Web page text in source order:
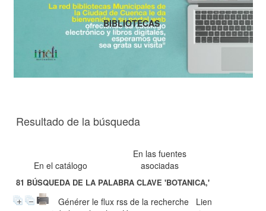
Resultado de la búsqueda
En el catálogo
En las fuentes
asociadas
81 BÚSQUEDA DE LA PALABRA CLAVE'BOTANICA,'
Générer le flux rss de la recherche
Lien
BIBLIOTECAS